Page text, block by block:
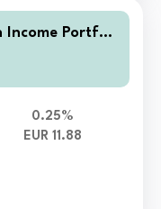
Income Portfoli
0.25%
EUR 11.88